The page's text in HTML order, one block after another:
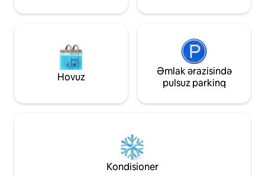
Hovuz
Əmlak ərazisində
pulsuz parkinq
Kondisioner